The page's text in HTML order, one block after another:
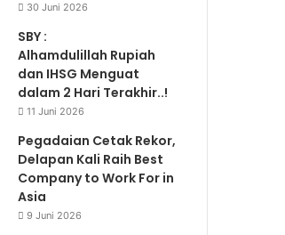
30 Juni 2026
SBY :
Alhamdulillah Rupiah
dan IHSG Menguat
dalam 2 Hari Terakhir..!
11 Juni 2026
Pegadaian Cetak Rekor,
Delapan Kali Raih Best
Company to Work For in
Asia
9 Juni 2026